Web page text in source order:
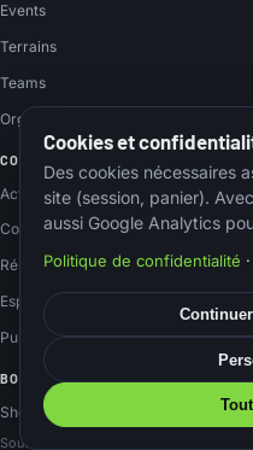
Events
Terrains
Teams
Organisateurs
COMMUNAUTÉ
Actus
Contact
Réseaux sociaux
Espace membre
Publier un event
BOUTIQUE
Shop Amazon
Soutenez le site via nos liens Amazon,
Cookies et
Des cookies nécessaires
site (session, panier).
aussi Google Analytics
Politique de confidentialité ·